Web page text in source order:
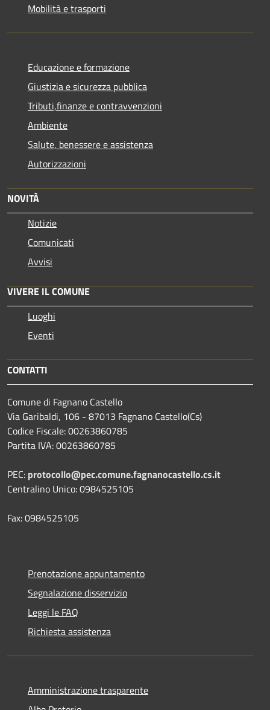
Mobilità e trasporti
Educazione e formazione
Giustizia e sicurezza pubblica
Tributi,finanze e contravvenzioni
Ambiente
Salute, benessere e assistenza
Autorizzazioni
NOVITÀ
Notizie
Comunicati
Avvisi
VIVERE IL COMUNE
Luoghi
Eventi
CONTATTI
Comune di Fagnano Castello
Via Garibaldi, 106 - 87013 Fagnano Castello(Cs)
Codice Fiscale: 00263860785
Partita IVA: 00263860785
PEC: protocollo@pec.comune.fagnanocastello.cs.it
Centralino Unico: 0984525105
Fax: 0984525105
Prenotazione appuntamento
Segnalazione disservizio
Leggi le FAQ
Richiesta assistenza
Amministrazione trasparente